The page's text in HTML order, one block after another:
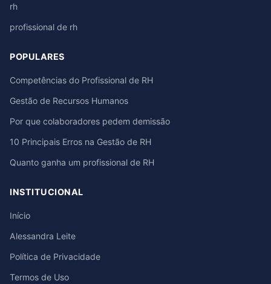
rh
profissional de rh
POPULARES
Competências do Profissional de RH
Gestão de Recursos Humanos
Por que colaboradores pedem demissão
10 Principais Erros na Gestão de RH
Quanto ganha um profissional de RH
INSTITUCIONAL
Início
Alessandra Leite
Política de Privacidade
Termos de Uso